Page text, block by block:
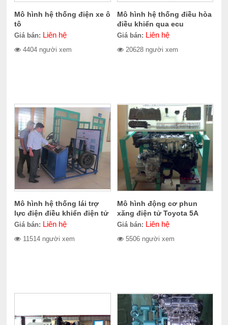
Mô hình hệ thống điện xe ô
tô
Giá bán: Liên hệ
4404 người xem
Mô hình hệ thống điều hòa
điều khiển qua ecu
Giá bán: Liên hệ
20628 người xem
Mô hình hệ thống lái trợ
lực điện điều khiển điện tử
Giá bán: Liên hệ
11514 người xem
Mô hình động cơ phun
xăng điện tử Toyota 5A
K5AFEEC
Giá bán: Liên hệ
5506 người xem